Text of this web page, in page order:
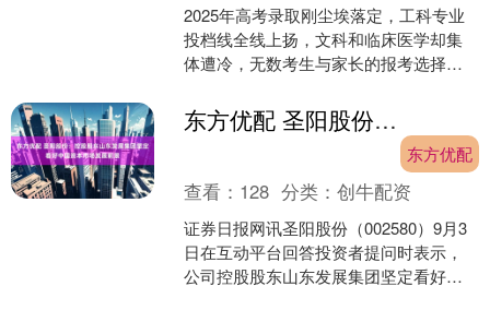
2025年高考录取刚尘埃落定，工科专业
投档线全线上扬，文科和临床医学却集
体遭冷，无数考生与家长的报考选择再
一边倒，工科一路高....
东方优配 圣阳股份：控股股东山东发展集团坚定看好中国资本市场发展前景
东方优配
查看： 128 分类：创牛配资
证券日报网讯圣阳股份（002580）9月3
日在互动平台回答投资者提问时表示，
公司控股股东山东发展集团坚定看好中